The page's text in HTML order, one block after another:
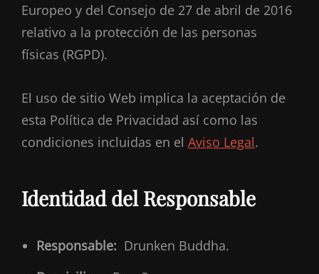
Europeo y del Consejo de 27 de abril de 2016
relativo a la protección de las personas
físicas (RGPD).
El uso de sitio Web implica la aceptación de
esta Política de Privacidad así como las
condiciones incluidas en el Aviso Legal.
Identidad del Responsable
Responsable: Drunken Buddha.